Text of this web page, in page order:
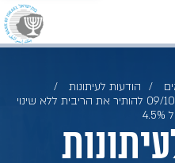
הודעות לעיתונות
הוועדה המוניטרית החליטה ב-09/10/2024 להותיר את הריבית ללא שינוי